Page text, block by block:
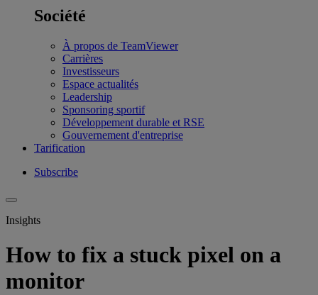
Société
À propos de TeamViewer
Carrières
Investisseurs
Espace actualités
Leadership
Sponsoring sportif
Développement durable et RSE
Gouvernement d'entreprise
Tarification
Subscribe
Insights
How to fix a stuck pixel on a
monitor